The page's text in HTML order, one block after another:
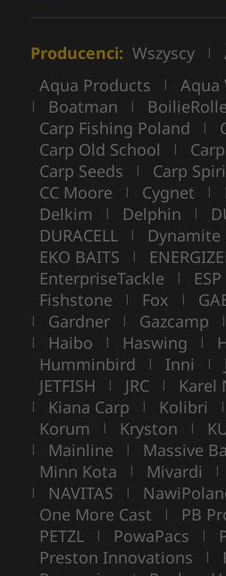
Producenci: Wszyscy |
Aqua Products | Aqua
| Boatman |
Carp Fishing Poland |
Carp Old School |
Carp Seeds | Carp
CC Moore | Cygnet |
Delkim | Delphin |
DURACELL | Dynamite
EKO BAITS |
EnterpriseTackle | ESP
Fishstone | Fox |
| Gardner | Gazcamp |
| Haibo | Haswing |
Humminbird | Inni |
JETFISH | JRC | Karel
| Kiana Carp | Kolibri |
Korum | Kryston |
| Mainline | Massive
Minn Kota | Mivardi |
| NAVITAS |
One More Cast | PB
PETZL | PowaPacs |
Preston Innovations |